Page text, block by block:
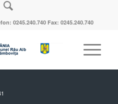
0245.240.740 Fax: 0245.240.740